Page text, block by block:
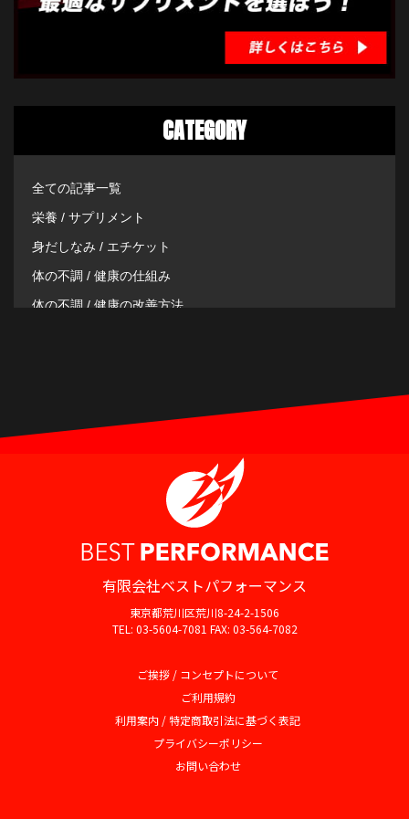
CATEGORY
全ての記事一覧
栄養 / サプリメント
身だしなみ / エチケット
体の不調 / 健康の仕組み
体の不調 / 健康の改善方法
有限会社ベストパフォーマンス
東京都荒川区荒川8-24-2-1506
TEL: 03-5604-7081 FAX: 03-564-7082
ご挨拶 / コンセプトについて
ご利用規約
利用案内 / 特定商取引法に基づく表記
プライバシーポリシー
お問い合わせ